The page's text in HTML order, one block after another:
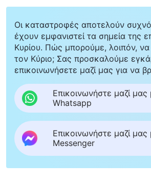
Οι καταστροφές αποτελούν
έχουν εμφανιστεί τα σημεία της
Κυρίου. Πώς μπορούμε, λοιπόν,
τον Κύριο; Σας προσκαλούμε
επικοινωνήσετε μαζί μας για να
Επικοινωνήστε μαζί
Whatsapp
Επικοινωνήστε μαζί
Messenger